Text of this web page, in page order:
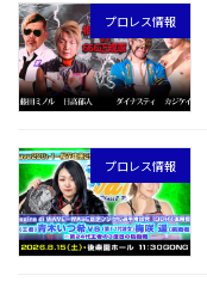
プロレス情報
プロレス情報